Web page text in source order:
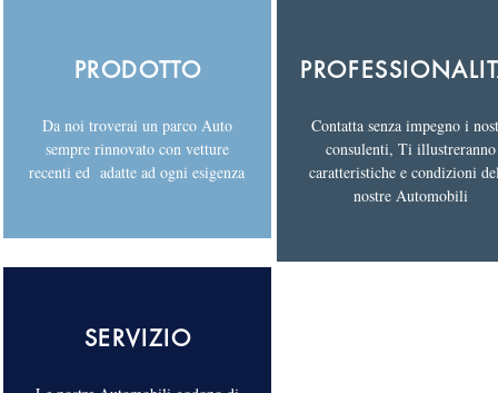
PRODOTTO
Da noi troverai un parco Auto
sempre rinnovato con vetture
recenti ed adatte ad ogni esigenza
Contatta senza impegno i
consulenti, Ti illustreranno
caratteristiche e condizioni
nostre Automobili
SERVIZIO